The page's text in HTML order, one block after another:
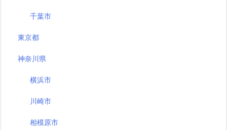
千葉市
東京都
神奈川県
横浜市
川崎市
相模原市